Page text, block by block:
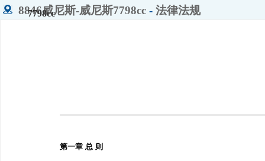
7798cc
8846威尼斯-威尼斯7798cc - 法律法规
第一章 总 则